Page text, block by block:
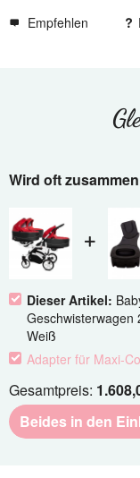
Empfehlen
Wird oft
Dieser Artikel:
Geschwisterwagen
Weiß​
Adapter für Maxi-
Gesamtpreis:
Beides in den